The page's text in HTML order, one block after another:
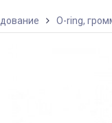
O-ring,